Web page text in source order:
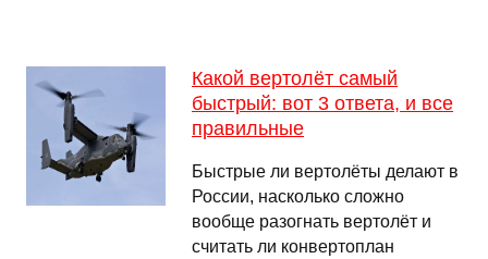
Какой вертолёт самый
быстрый: вот 3 ответа, и все
правильные
Быстрые ли вертолёты делают в
России, насколько сложно
вообще разогнать вертолёт и
считать ли конвертоплан